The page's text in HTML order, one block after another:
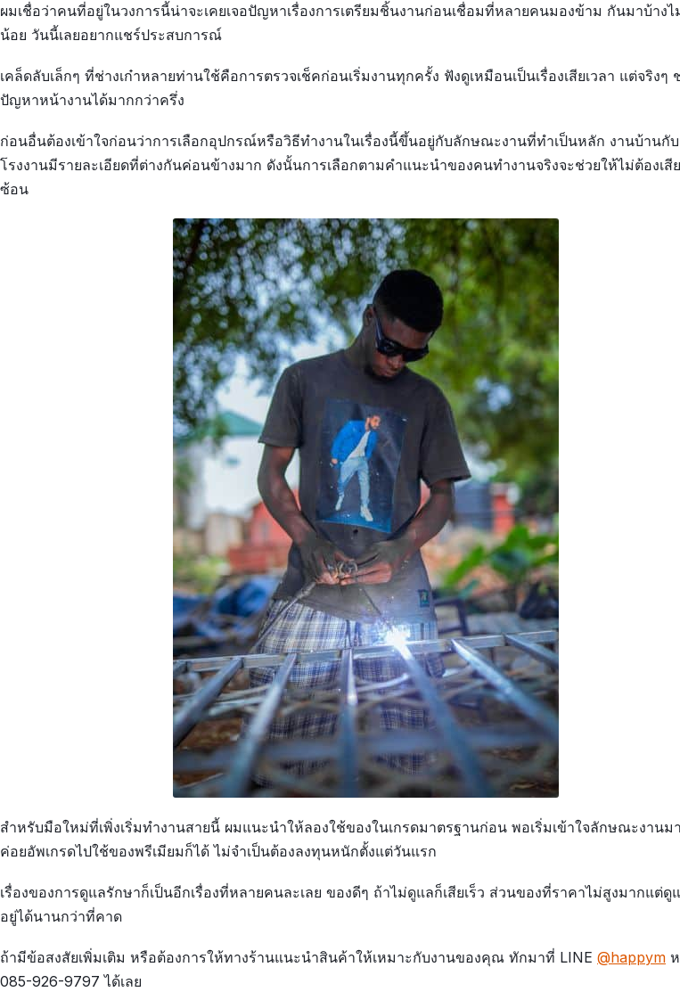
ผมเชื่อว่าคนที่อยู่ในวงการนี้น่าจะเคยเจอปัญหาเรื่องการเตรียมชิ้นงานก่อนเชื่อมที่หลายคนมองข้าม กันมาบ้าง
น้อย วันนี้เลยอยากแชร์ประสบการณ์
เคล็ดลับเล็กๆ ที่ช่างเก๋าหลายท่านใช้คือการตรวจเช็คก่อนเริ่มงานทุกครั้ง ฟังดูเหมือนเป็นเรื่องเสียเวลา แต่จริงๆ
ปัญหาหน้างานได้มากกว่าครึ่ง
ก่อนอื่นต้องเข้าใจก่อนว่าการเลือกอุปกรณ์หรือวิธีทำงานในเรื่องนี้ขึ้นอยู่กับลักษณะงานที่ทำเป็นหลัก งานบ้านกั
โรงงานมีรายละเอียดที่ต่างกันค่อนข้างมาก ดังนั้นการเลือกตามคำแนะนำของคนทำงานจริงจะช่วยให้ไม่ต้องเสี
ซ้อน
สำหรับมือใหม่ที่เพิ่งเริ่มทำงานสายนี้ ผมแนะนำให้ลองใช้ของในเกรดมาตรฐานก่อน พอเริ่มเข้าใจลักษณะงานม
ค่อยอัพเกรดไปใช้ของพรีเมียมก็ได้ ไม่จำเป็นต้องลงทุนหนักตั้งแต่วันแรก
เรื่องของการดูแลรักษาก็เป็นอีกเรื่องที่หลายคนละเลย ของดีๆ ถ้าไม่ดูแลก็เสียเร็ว ส่วนของที่ราคาไม่สูงมากแต่ดู
อยู่ได้นานกว่าที่คาด
ถ้ามีข้อสงสัยเพิ่มเติม หรือต้องการให้ทางร้านแนะนำสินค้าให้เหมาะกับงานของคุณ ทักมาที่ LINE @happym
085-926-9797 ได้เลย